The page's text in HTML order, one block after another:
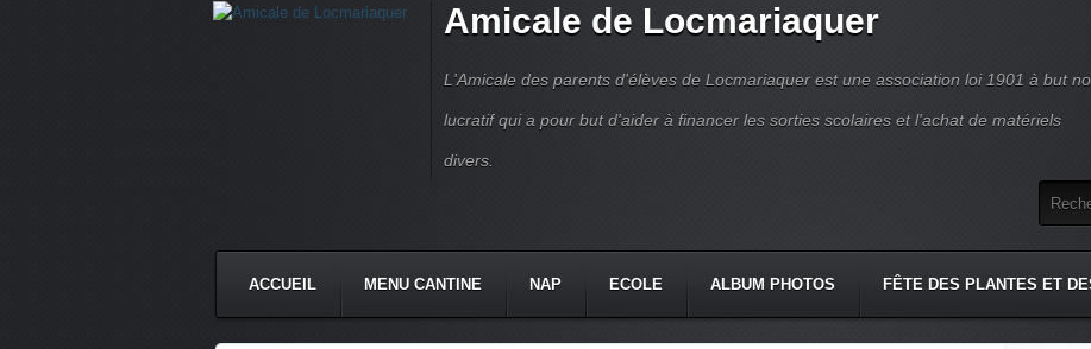
Amicale de Locmariaquer
L'Amicale des parents d'élèves de Locmariaquer est une association loi 1901 à but
lucratif qui a pour but d'aider à financer les sorties scolaires et l'achat de matériels
divers.
ACCUEIL MENU CANTINE NAP ECOLE ALBUM PHOTOS FÊTE DES PLANTES ET